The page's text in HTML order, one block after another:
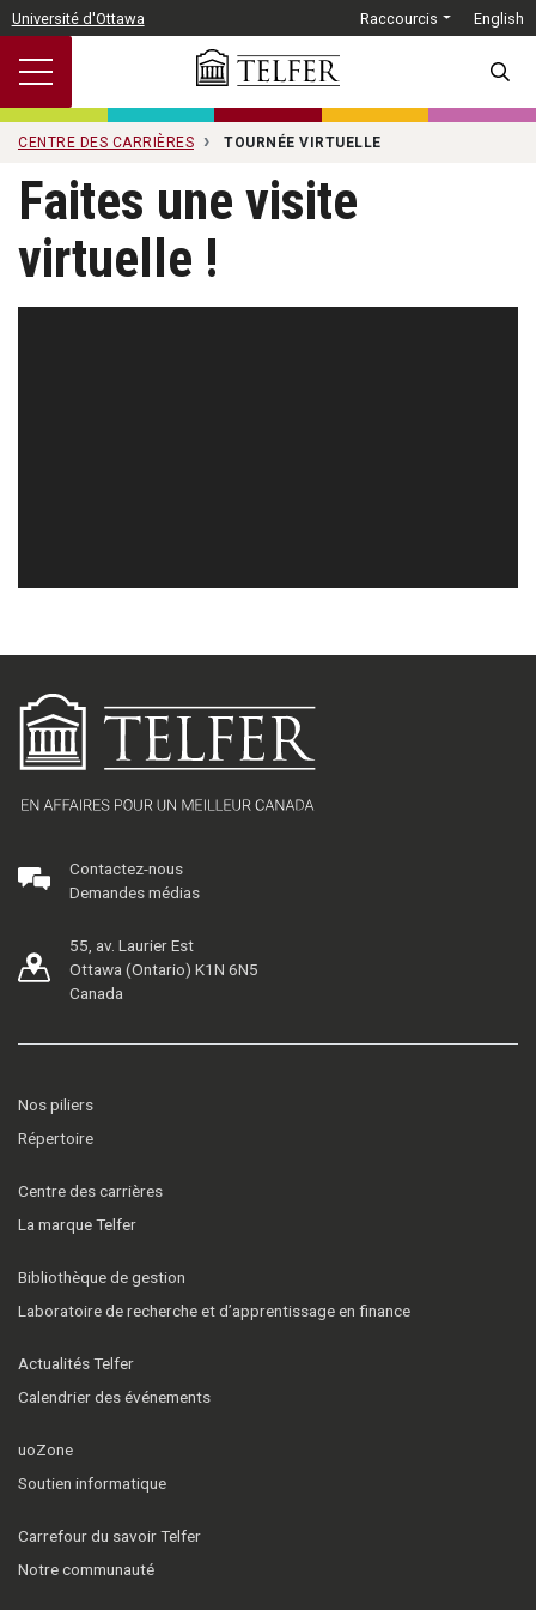
Passer au contenu principal
Université d'Ottawa Raccourcis English
CENTRE DES CARRIÈRES TOURNÉE VIRTUELLE
Faites une visite
virtuelle !
Contactez-nous
Demandes médias
55, av. Laurier Est
Ottawa (Ontario) K1N 6N5
Canada
Nos piliers
Répertoire
Centre des carrières
La marque Telfer
Bibliothèque de gestion
Laboratoire de recherche et d’apprentissage en finance
Actualités Telfer
Calendrier des événements
uoZone
Soutien informatique
Carrefour du savoir Telfer
Notre communauté